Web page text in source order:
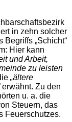
in zehn solcher
„Schicht“
Hier kann
und Arbeit,
zu leisten
„ältere
erwähnt. Zu den
u. a. die
Steuern, das
Feuerschutzes.